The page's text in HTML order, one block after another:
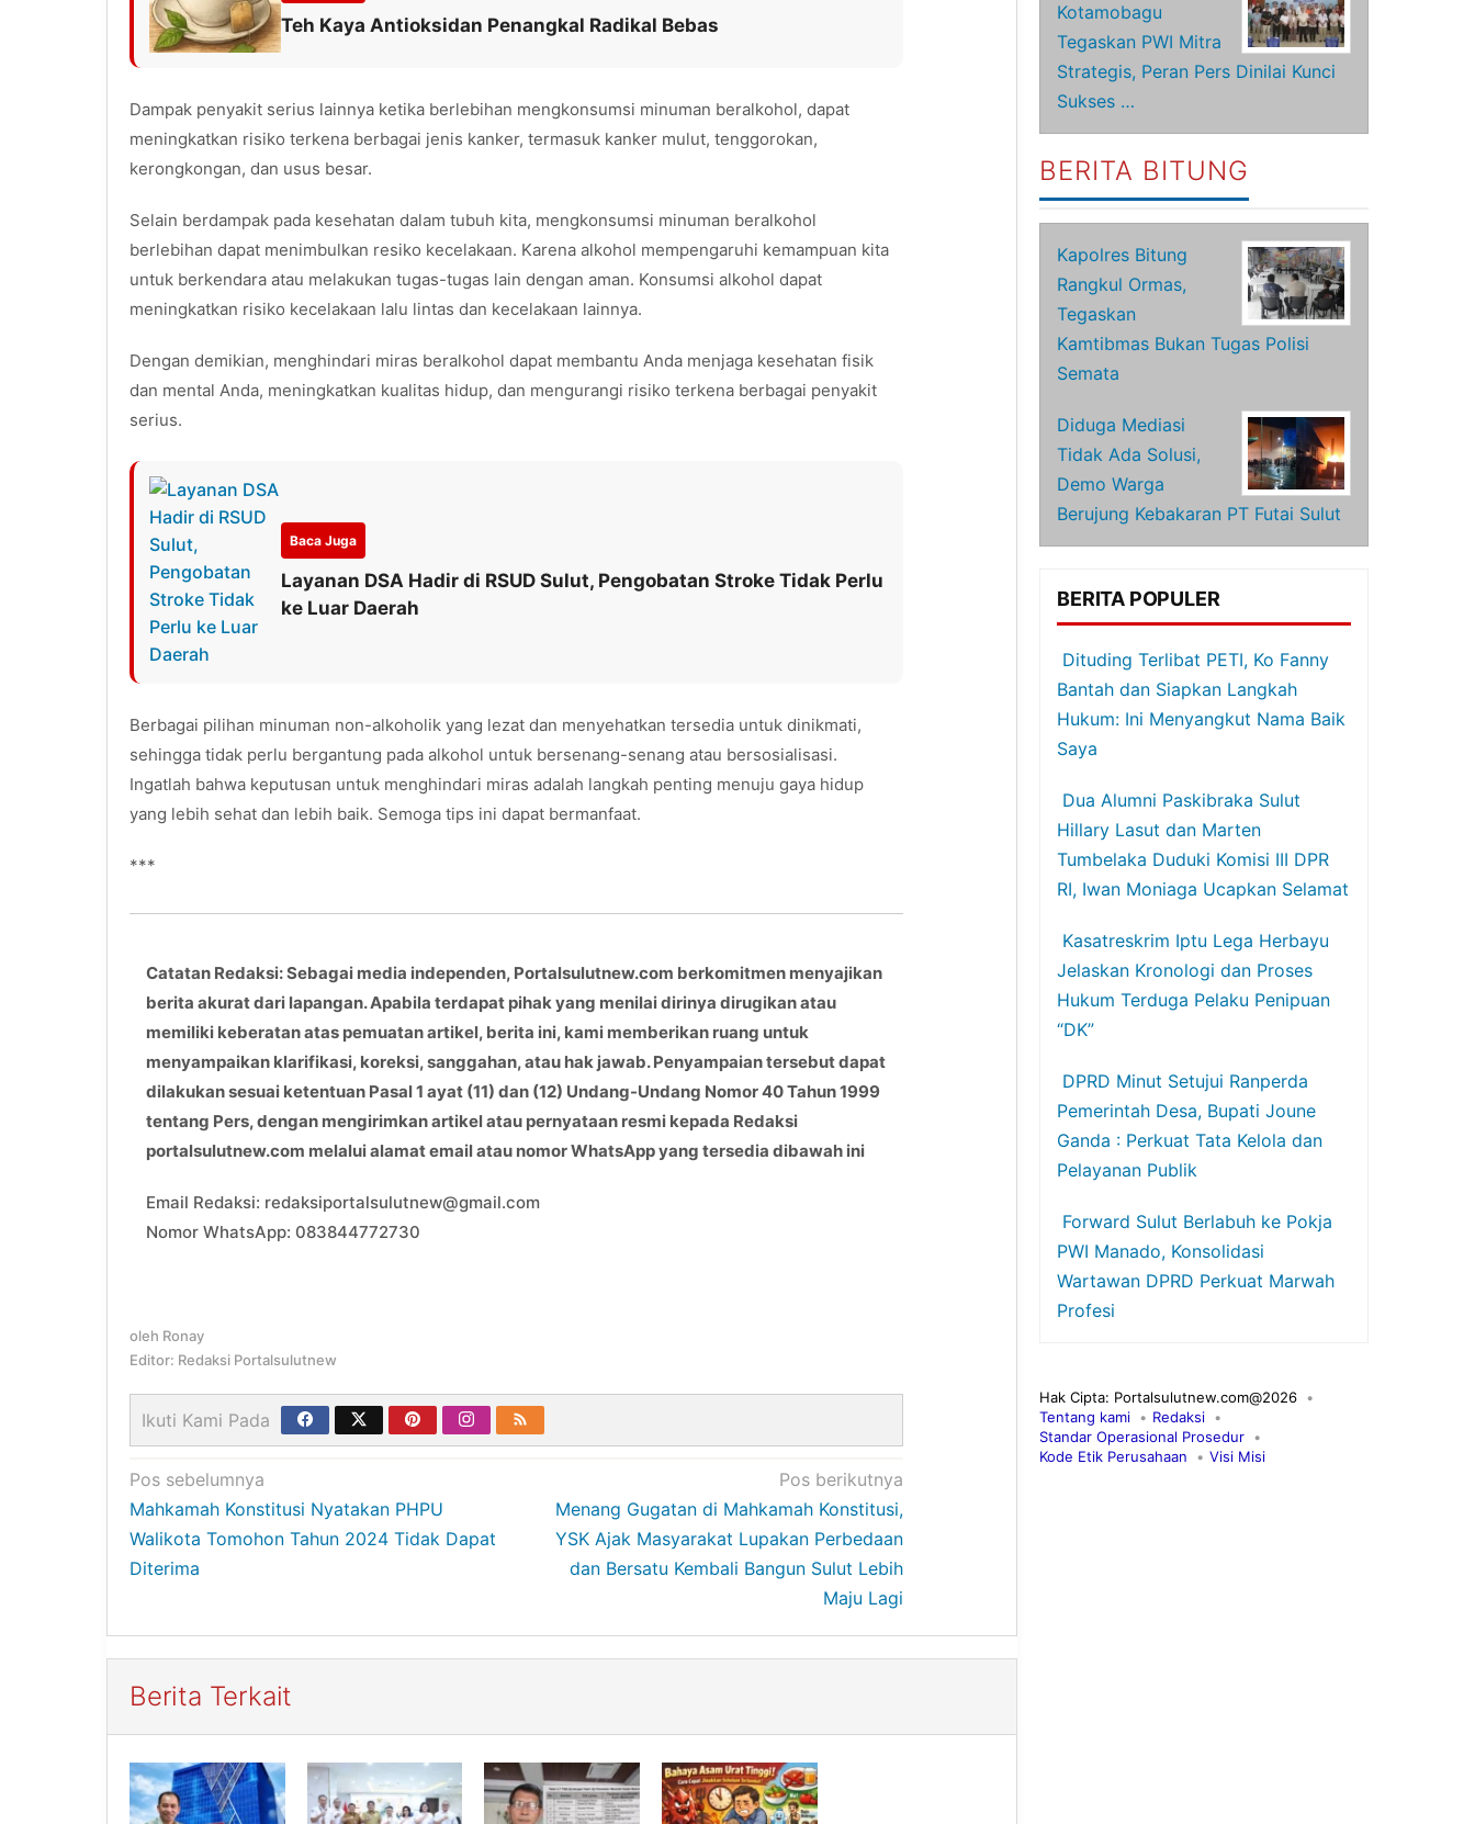
Teh Kaya Antioksidan Penangkal Radikal Bebas
Dampak penyakit serius lainnya ketika berlebihan mengkonsumsi minuman beralkohol, dapat
meningkatkan risiko terkena berbagai jenis kanker, termasuk kanker mulut, tenggorokan,
kerongkongan, dan usus besar.
Selain berdampak pada kesehatan dalam tubuh kita, mengkonsumsi minuman beralkohol
berlebihan dapat menimbulkan resiko kecelakaan. Karena alkohol mempengaruhi kemampuan kita
untuk berkendara atau melakukan tugas-tugas lain dengan aman. Konsumsi alkohol dapat
meningkatkan risiko kecelakaan lalu lintas dan kecelakaan lainnya.
Dengan demikian, menghindari miras beralkohol dapat membantu Anda menjaga kesehatan fisik
dan mental Anda, meningkatkan kualitas hidup, dan mengurangi risiko terkena berbagai penyakit
serius.
Baca Juga
Layanan DSA Hadir di RSUD Sulut, Pengobatan Stroke Tidak Perlu
ke Luar Daerah
Berbagai pilihan minuman non-alkoholik yang lezat dan menyehatkan tersedia untuk dinikmati,
sehingga tidak perlu bergantung pada alkohol untuk bersenang-senang atau bersosialisasi.
Ingatlah bahwa keputusan untuk menghindari miras adalah langkah penting menuju gaya hidup
yang lebih sehat dan lebih baik. Semoga tips ini dapat bermanfaat.
***
Catatan Redaksi: Sebagai media independen, Portalsulutnew.com berkomitmen menyajikan
berita akurat dari lapangan. Apabila terdapat pihak yang menilai dirinya dirugikan atau
memiliki keberatan atas pemuatan artikel, berita ini, kami memberikan ruang untuk
menyampaikan klarifikasi, koreksi, sanggahan, atau hak jawab. Penyampaian tersebut dapat
dilakukan sesuai ketentuan Pasal 1 ayat (11) dan (12) Undang-Undang Nomor 40 Tahun 1999
tentang Pers, dengan mengirimkan artikel atau pernyataan resmi kepada Redaksi
portalsulutnew.com melalui alamat email atau nomor WhatsApp yang tersedia dibawah ini
Email Redaksi: redaksiportalsulutnew@gmail.com
Nomor WhatsApp: 083844772730
oleh Ronay
Editor: Redaksi Portalsulutnew
Ikuti Kami Pada
Navigasi
pos
Pos sebelumnya
Mahkamah Konstitusi Nyatakan PHPU
Walikota Tomohon Tahun 2024 Tidak Dapat
Diterima
Pos berikutnya
Menang Gugatan di Mahkamah Konstitusi,
YSK Ajak Masyarakat Lupakan Perbedaan
dan Bersatu Kembali Bangun Sulut Lebih
Maju Lagi
Berita Terkait
Kotamobagu
Tegaskan PWI Mitra
Strategis, Peran Pers Dinilai Kunci
Sukses …
BERITA BITUNG
Kapolres Bitung
Rangkul Ormas,
Tegaskan
Kamtibmas Bukan Tugas Polisi
Semata
Diduga Mediasi
Tidak Ada Solusi,
Demo Warga
Berujung Kebakaran PT Futai Sulut
BERITA POPULER
Dituding Terlibat PETI, Ko Fanny
Bantah dan Siapkan Langkah
Hukum: Ini Menyangkut Nama Baik
Saya
Dua Alumni Paskibraka Sulut
Hillary Lasut dan Marten
Tumbelaka Duduki Komisi III DPR
RI, Iwan Moniaga Ucapkan Selamat
Kasatreskrim Iptu Lega Herbayu
Jelaskan Kronologi dan Proses
Hukum Terduga Pelaku Penipuan
“DK”
DPRD Minut Setujui Ranperda
Pemerintah Desa, Bupati Joune
Ganda : Perkuat Tata Kelola dan
Pelayanan Publik
Forward Sulut Berlabuh ke Pokja
PWI Manado, Konsolidasi
Wartawan DPRD Perkuat Marwah
Profesi
Hak Cipta: Portalsulutnew.com@2026
Tentang kami
Redaksi
Standar Operasional Prosedur
Kode Etik Perusahaan
Visi Misi